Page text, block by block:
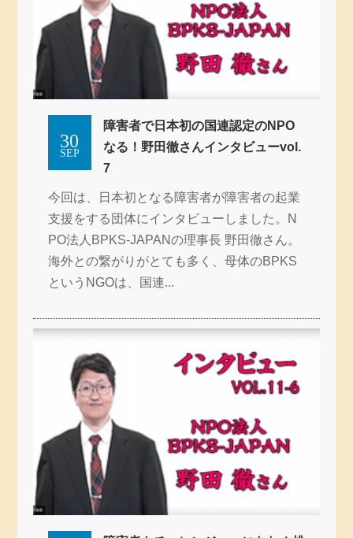
SEP
30
障害者で日本初の国連認定のNPO
なる！野田徹さんインタビューvol.
7
今回は、日本初となる障害者が障害者の起業
支援をする団体にインタビューしました。N
PO法人BPKS-JAPANの理事長 野田徹さん。
海外との繋がりがとても多く、母体のBPKS
というNGOは、国連...